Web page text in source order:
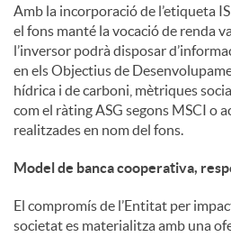
Amb la incorporació de l’etiqueta
el fons manté la vocació de renda
l’inversor podrà disposar
en els Objectius de
hídrica i de carboni, mètriques
com el ràting ASG segons MSCI o
realitzades en nom del fons.
Model de banca cooperativa,
El compromís de l’Entitat per
societat es materialitza amb una